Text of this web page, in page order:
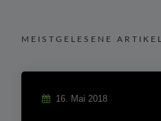
MEISTGELESENE ARTIKEL
16. Mai 2018